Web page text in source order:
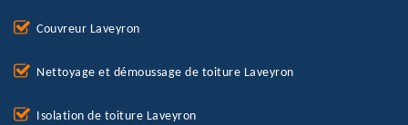
Couvreur Laveyron
Nettoyage et démoussage de toiture Laveyron
Isolation de toiture Laveyron